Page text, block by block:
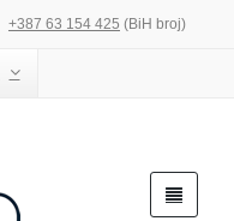
+387 63 154 425 (BiH broj)